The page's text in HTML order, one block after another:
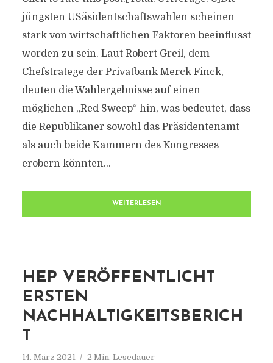
jüngsten USäsidentschaftswahlen scheinen
stark von wirtschaftlichen Faktoren beeinflusst
worden zu sein. Laut Robert Greil, dem
Chefstratege der Privatbank Merck Finck,
deuten die Wahlergebnisse auf einen
möglichen „Red Sweep“ hin, was bedeutet, dass
die Republikaner sowohl das Präsidentenamt
als auch beide Kammern des Kongresses
erobern könnten...
WEITERLESEN
HEP VERÖFFENTLICHT
ERSTEN
NACHHALTIGKEITSBERICH
T
14. März 2021 2 Min. Lesedauer